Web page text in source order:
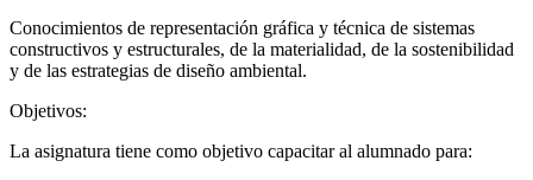
Conocimientos de representación gráfica y técnica de sistemas
constructivos y estructurales, de la materialidad, de la sostenibilidad
y de las estrategias de diseño ambiental.
Objetivos:
La asignatura tiene como objetivo capacitar al alumnado para: